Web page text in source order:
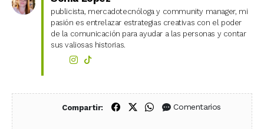
publicista, mercadotecnóloga y community manager, mi
pasión es entrelazar estrategias creativas con el poder
de la comunicación para ayudar a las personas y contar
sus valiosas historias.
Compartir: Compartir en Facebook
Compartir en X (Twitter)
Compartir en WhatsApp
Comentarios